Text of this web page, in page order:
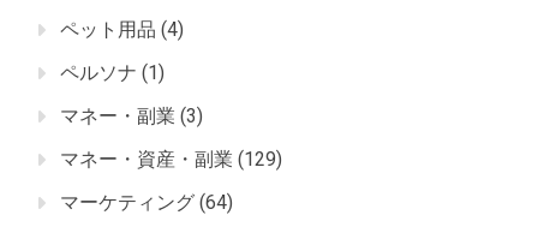
ペット用品 (4)
ペルソナ (1)
マネー・副業 (3)
マネー・資産・副業 (129)
マーケティング (64)